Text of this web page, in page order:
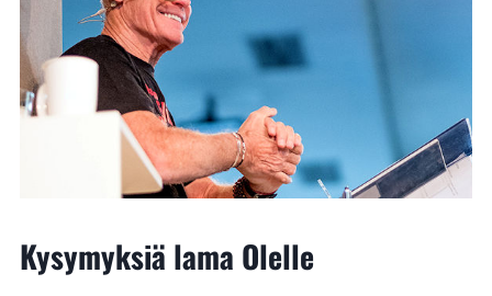
Kysymyksiä lama Olelle